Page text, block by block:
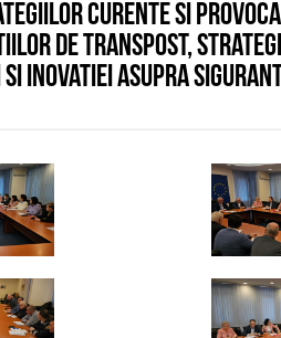
curente si
de transpost,
inovatiei asupra